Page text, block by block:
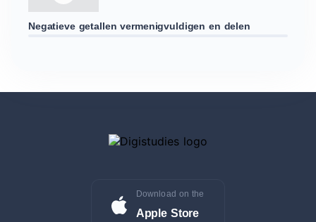
Negatieve getallen vermenigvuldigen en delen
Download on the
Apple Store